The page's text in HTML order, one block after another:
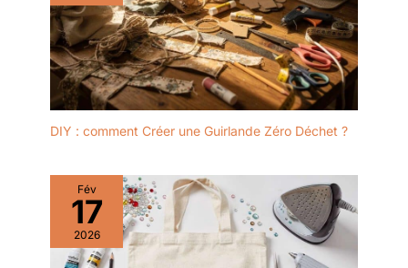
DIY : comment Créer une Guirlande Zéro Déchet ?
Fév
17
2026